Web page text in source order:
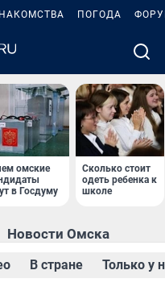
ПОГОДА
омские
в Госдуму
Сколько стоит
одеть ребенка к
школе
Новости Омска
В стране Только у